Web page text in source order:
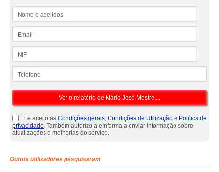
Li e aceito as Condições gerais, Condições de Utilização e Política de
privacidade. Também autorizo a eInforma a enviar informação sobre
atualizações e melhorias do serviço.
Outros utilizadores pesquisaram